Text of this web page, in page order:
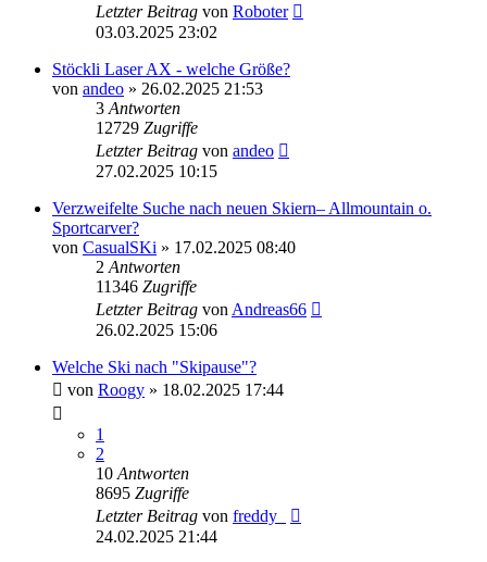
Letzter Beitrag von Roboter
03.03.2025 23:02
Stöckli Laser AX - welche Größe?
von andeo » 26.02.2025 21:53
3 Antworten
12729 Zugriffe
Letzter Beitrag von andeo
27.02.2025 10:15
Verzweifelte Suche nach neuen Skiern– Allmountain o.
Sportcarver?
von CasualSKi » 17.02.2025 08:40
2 Antworten
11346 Zugriffe
Letzter Beitrag von Andreas66
26.02.2025 15:06
Welche Ski nach "Skipause"?
von Roogy » 18.02.2025 17:44
1
2
10 Antworten
8695 Zugriffe
Letzter Beitrag von freddy_
24.02.2025 21:44